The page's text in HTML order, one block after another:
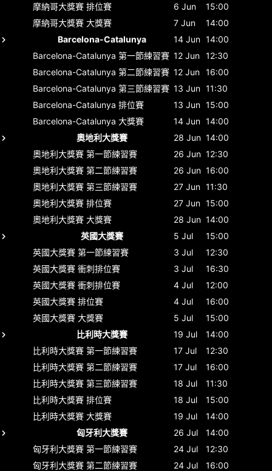
摩納哥大獎賽 排位賽 6 Jun
15:00
摩納哥大獎賽 大獎賽 7 Jun
14:00
Barcelona-Catalunya
14 Jun 14:00
Barcelona-Catalunya 第一節練習賽 12 Jun 12:30
Barcelona-Catalunya 第二節練習賽 12 Jun 16:00
Barcelona-Catalunya 第三節練習賽 13 Jun 11:30
Barcelona-Catalunya 排位賽 13 Jun 15:00
Barcelona-Catalunya 大獎賽 14 Jun 14:00
奧地利大獎賽
28 Jun 14:00
奧地利大獎賽 第一節練習賽 26 Jun 12:30
奧地利大獎賽 第二節練習賽 26 Jun 16:00
奧地利大獎賽 第三節練習賽 27 Jun 11:30
奧地利大獎賽 排位賽 27 Jun 15:00
奧地利大獎賽 大獎賽 28 Jun 14:00
英國大獎賽
5 Jul
15:00
英國大獎賽 第一節練習賽 3 Jul
12:30
英國大獎賽 衝刺排位賽 3 Jul
16:30
英國大獎賽 衝刺排位賽 4 Jul
12:00
英國大獎賽 排位賽 4 Jul
16:00
英國大獎賽 大獎賽 5 Jul
15:00
比利時大獎賽
19 Jul
14:00
比利時大獎賽 第一節練習賽 17 Jul
12:30
比利時大獎賽 第二節練習賽 17 Jul
16:00
比利時大獎賽 第三節練習賽 18 Jul
11:30
比利時大獎賽 排位賽 18 Jul
15:00
比利時大獎賽 大獎賽 19 Jul
14:00
匈牙利大獎賽
26 Jul
14:00
匈牙利大獎賽 第一節練習賽 24 Jul
12:30
匈牙利大獎賽 第二節練習賽 24 Jul
16:00